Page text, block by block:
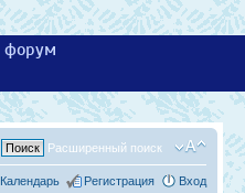
форум
Расширенный поиск
Календарь Регистрация Вход